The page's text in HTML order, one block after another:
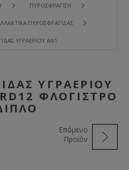
ΠΥΡΟΣΦΡΆΓΙΣΗ
ΠΥΡΟΣΦΡΑΓΊΔΑΣ
ΥΓΡΑΕΡΊΟΥ AN1050LPG-RD12 ΦΛΌΓΙΣΤΡΟ
ΥΓΡΑΕΡΊΟΥ
ΦΛΌΓΙΣΤΡΟ
Επόμενο
Προϊόν